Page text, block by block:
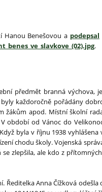
Hanou Benešovou a podepsal
.
předmět branná výchova,
každoročně pořádány
žákům apod. Místní školní
období od Vánoc do
byla v říjnu 1938
chodu školy. Vojenská
zlepšila, ale kdo z
Ředitelka Anna Čížková